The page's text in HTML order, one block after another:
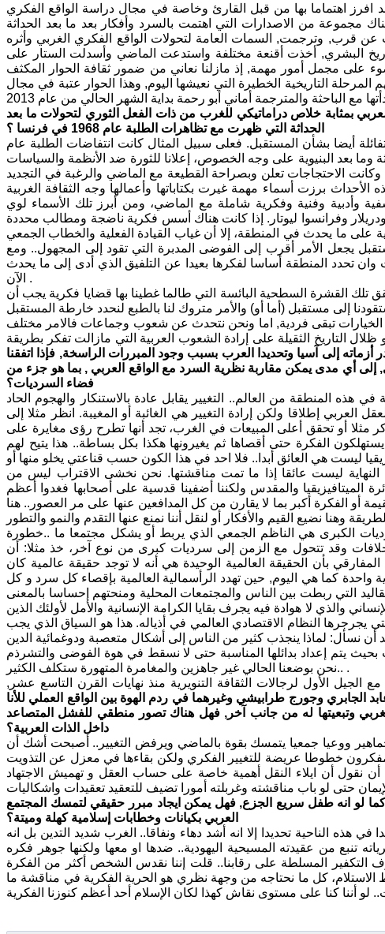
اهتماما بها من قبل القارئ وخاصة في مجال دراسة الواقع الفكري
مجموعة من الاصدارات التي اهتمت بالسرد وأفكار بعد ما بعد الحداثة
قرب, وترجمت, السمات العامة لتحولات الواقع الفكري الغربي وأثره
البشري, أخذت أقنعة مختلفة واستدعت الماضي وأسدلت الستار على
على مجمل أمور مهمة, إذ مازلنا نعاني من ضمور ثقافة الحوار المكثف
التاريخية الخطيرة التي نعيشها اليوم, وهذا الحوار عتبة في مجال
بمثابة خلاص دراماتيكي للغرب من ذات الفعل الثوري لتحولات ما بعد
الحداثة التي ظهرت مع تظاهرات الطلبة عام 1968 في فرنسا ؟
أيضا بشأن المستقبل. فعلى سبيل المثال كانت انتفاضات الطلبة عام
وما بعد البنيوية على وجه الخصوص، إعلانا للثورة ضد الأنظمة والسياسات
وكانت الاحتجاجات تعلن وبصراحة القطيعة مع الماضي والرغبة في التجديد
برزت أسماء مهمة غيرت بكتاباتها وأعمالها وجه الثقافة الغربية
وأدبية وفنية وفكرية شاملة مع الماضي، ومن أبرز تلك الأسماء لوي
وفرانسوا ليوتار. إذا كانت هناك أسس فكرية ناضجة ومطالب محددة
على ما يحدث في المنطقة، إلا أن غياب القيادة الفعلية والخطاب الجمعي
يجعل الأمر أقرب إلى الفوضى المدبرة التي تقود إلى المجهول.. ومع
تحدد المنطقة أساسا لفكرها بعيدا عن التلفيق الذي أدى إلى ما يحدث
الآن .
تلك القشرة السطحية البائسة التي طالما غطينا بها قضايا فكرية يجب أن
الخيارات تبقى فردية, اما ونحن نتحدث عن شعوب وجماعات فالامر مختلف
التاريخ الثقيلة على إرادة الشعوب العربية التي مازالت تفكر بطريقة
إلى آسيا وتحديدا العرب بسبب وجود المبررات الراسخة, فإذا اتفقنا
إلى أي مدى يمكن مقاربة نظرية السرد مع الواقع العربي , بما هو جزء من
فضاء السرديات؟
هذه المنطقة من العالم.. التغيير يقابل عادة بالاستنكار والهجوم الحاد
إطلاقا ولكن إرادة التغيير هي الغائبة أو المغيبة. انظر مثلا إلى
مثلا أو تحقق أعلى المبيعات في الغرب، تجد أنها تطرح رؤى مغايرة على
الفكرة حتى أقصاها ثم يغيرونها هكذا بكل بساطة.. هذا يتيح لهم
ليست هي العائق أبدا.. فلا احد في هذا الكون حسب قناعتي يخلو منها أو
ليست عائقا إذا ما تمت مناقشتها. نحن نخشى الاقتراب ليس من
الميتافيزيقيا والمقدس ولكننا أضفينا قدسية على أصحابها فغدوا أعظم
أو الفكرة أكبر بما لا يقارن من كل المدافعين عنها على مر العصور.. هنا
الكبرى هي الناظم الجمعي الذي يربط أو يشكل مجتمعا ما ..خطورة
وقد تتحول مع الزمن إلى سرديات كبرى من نوع آخر، خذ مثلا: أن
بأن الحقيقة العالمية الوحيدة هي أنه لا توجد حقيقة عالمية كان
كما هي اليوم, حين تهدد الرأسمالية العالمية بإقصاء كل سرد و كل
التي ربطت بين الناس والمجتمعات المحلية ومنحتهم إحساسا بالمعنى
والذي لا هوادة فيه يجرف بقايا الكرامة الإنسانية والأمل لأولئك الذين
يجرجرها النظام الاقتصادي العالمي في أذياله. هذا هو السياق الذي يجب
بحيث يتم إعداد بدائلها المناسبة حتى لا نسقط في هوة الفوضى والتشرذم
..نحن بوضعنا الحالي غير جاهزين والمغامرة المتهورة ستكلف الكثير .
الجيل الأول لرجالات الثقافة التنويرية منذ نهايات القرن التاسع عشر,
وجورج طرابيشي وغيرهما في ردم الهوة بين الواقع العملي للأنا
وتبعيتها له من جانب آخر, فهل هناك تصور منطقي للفشل المتصاعد
داخل الذات العربية؟
ووعيا جمعيا يتمسك بقوة بالماضي ويرفض التغيير.. أصبحت أشك أن
خطوطا عريضة للتغيير الفكري ولكن بقاءها في معزل عن التذويت
أن نقول أن ايلاء النقل أهمية خاصة على حساب العقل و تهميش الاجتهاد
لو انه طفل سريع الجزع, فهل يمكن ايجاد مبرر حقيقي لتمسك المجتمع
العربي بكيانات وخطابات إسلامية كهلة وميتة؟
هذه الناحية تحديدا إلا انه أشد دهاء ونفاقا.. الغرب شديد التدين بل انه
تنبع من عقيدته المسيحية اليهودية.. ضدها او معها ولكنها جوهر فكره
التكفير المسلطة على رقابنا.. قلت إننا نقدس الشخص أكثر من الفكرة
الاستلام، كل ما نحتاجه من وجهة نظري هو الحرية الفكرية في مناقشة ما